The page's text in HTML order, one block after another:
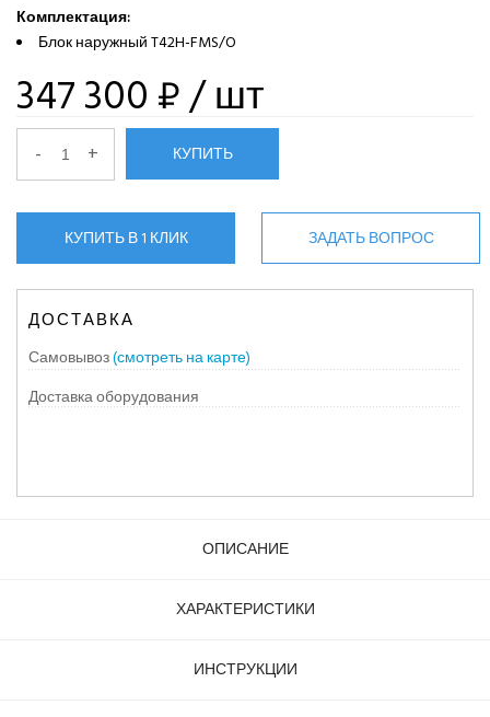
Комплектация:
Блок наружный T42H-FMS/O
347 300 ₽/ шт
- + КУПИТЬ
КУПИТЬ В 1 КЛИК ЗАДАТЬ ВОПРОС
ДОСТАВКА
Самовывоз(смотреть на карте)
Доставка оборудования
ОПИСАНИЕ
ХАРАКТЕРИСТИКИ
ИНСТРУКЦИИ